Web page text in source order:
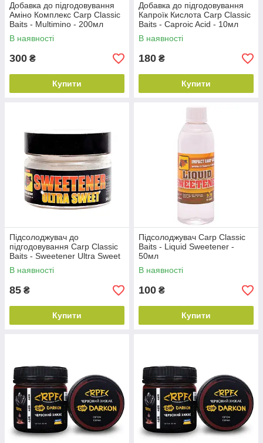
Добавка до підгодовування
Аміно Комплекс Carp Classic
Baits - Multimino - 200мл
В наявності
300 ₴
Купити
Добавка до підгодовування
Капроїк Кислота Carp Classic
Baits - Caproic Acid - 10мл
В наявності
180 ₴
Купити
Підсолоджувач до
підгодовування Carp Classic
Baits - Sweetener Ultra Sweet
- 25г
В наявності
85 ₴
Купити
Підсолоджувач Carp Classic
Baits - Liquid Sweetener -
50мл
В наявності
100 ₴
Купити